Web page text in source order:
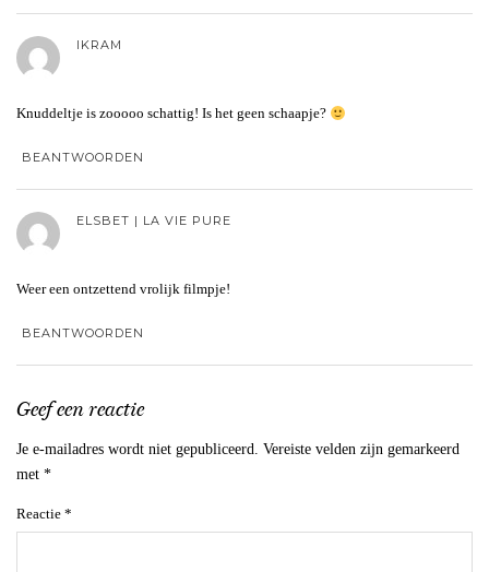
IKRAM
Knuddeltje is zooooo schattig! Is het geen schaapje?
BEANTWOORDEN
ELSBET | LA VIE PURE
Weer een ontzettend vrolijk filmpje!
BEANTWOORDEN
Geef een reactie
Je e-mailadres wordt niet gepubliceerd. Vereiste velden zijn gemarkeerd
met *
Reactie *